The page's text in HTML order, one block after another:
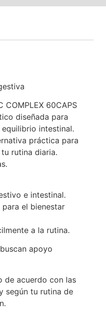
COMPLEX 60CAPS
diseñada para
intestinal.
práctica para
rutina diaria.
e intestinal.
el bienestar
a la rutina.
apoyo
de acuerdo con las
según tu rutina de